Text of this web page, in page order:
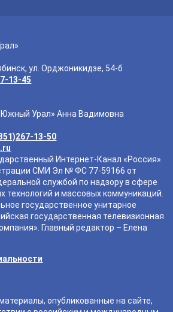
ул. Орджоникидзе, 54-б
13-45
Урал» Анна Вадимовна
13-50
Интернет-Канал «Россия».
СМИ Эл № ФС 77-59166 от
службой по надзору в сфере
технологий и массовых коммуникаций.
государственное унитарное
государственная телевизионная
Главный редактор – Елена
опубликованные на сайте,